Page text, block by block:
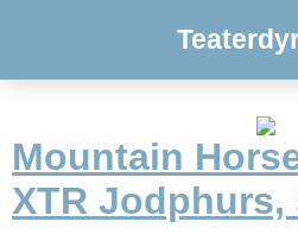
Mountain
XTR Jodphurs,